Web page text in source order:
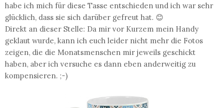
habe ich mich für diese Tasse entschieden und ich war sehr
glücklich, dass sie sich darüber gefreut hat. 😊
Direkt an dieser Stelle: Da mir vor Kurzem mein Handy
geklaut wurde, kann ich euch leider nicht mehr die Fotos
zeigen, die die Monatsmenschen mir jeweils geschickt
haben, aber ich versuche es dann eben anderweitig zu
kompensieren. ;-)